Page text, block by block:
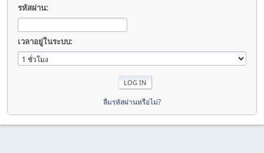
รหัสผ่าน:
เวลาอยู่ในระบบ:
ลืมรหัสผ่านหรือไม่?